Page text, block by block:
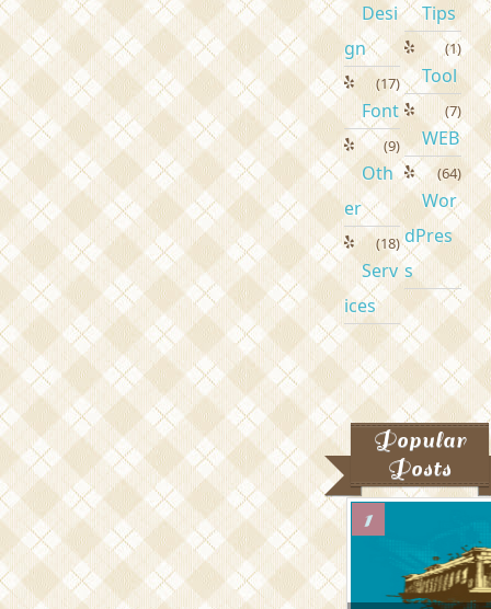
Desi
gn
Font
(17)
Oth
er
(9)
Serv
ices
(18)
Tips
Tool
(1)
WEB
(7)
Wor
dPres
s
(64)
Popular
Posts